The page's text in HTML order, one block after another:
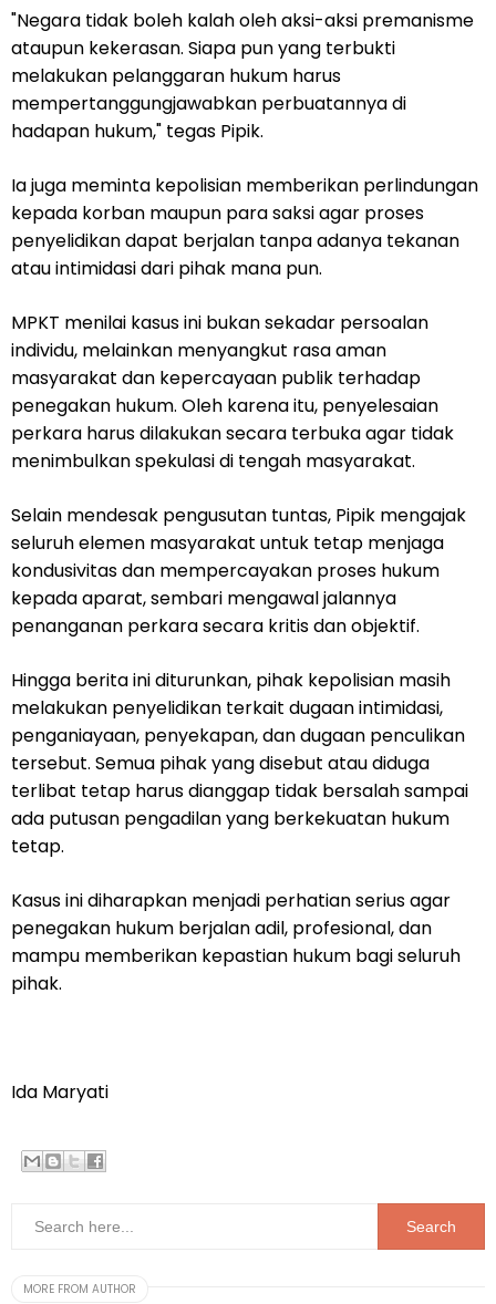
"Negara tidak boleh kalah oleh aksi-aksi premanisme
ataupun kekerasan. Siapa pun yang terbukti
melakukan pelanggaran hukum harus
mempertanggungjawabkan perbuatannya di
hadapan hukum," tegas Pipik.
Ia juga meminta kepolisian memberikan perlindungan
kepada korban maupun para saksi agar proses
penyelidikan dapat berjalan tanpa adanya tekanan
atau intimidasi dari pihak mana pun.
MPKT menilai kasus ini bukan sekadar persoalan
individu, melainkan menyangkut rasa aman
masyarakat dan kepercayaan publik terhadap
penegakan hukum. Oleh karena itu, penyelesaian
perkara harus dilakukan secara terbuka agar tidak
menimbulkan spekulasi di tengah masyarakat.
Selain mendesak pengusutan tuntas, Pipik mengajak
seluruh elemen masyarakat untuk tetap menjaga
kondusivitas dan mempercayakan proses hukum
kepada aparat, sembari mengawal jalannya
penanganan perkara secara kritis dan objektif.
Hingga berita ini diturunkan, pihak kepolisian masih
melakukan penyelidikan terkait dugaan intimidasi,
penganiayaan, penyekapan, dan dugaan penculikan
tersebut. Semua pihak yang disebut atau diduga
terlibat tetap harus dianggap tidak bersalah sampai
ada putusan pengadilan yang berkekuatan hukum
tetap.
Kasus ini diharapkan menjadi perhatian serius agar
penegakan hukum berjalan adil, profesional, dan
mampu memberikan kepastian hukum bagi seluruh
pihak.
Ida Maryati
MORE FROM AUTHOR